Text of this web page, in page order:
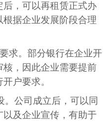
，可以再租赁正式办
据企业发展阶段合理
求。部分银行在企业开
核，因此企业需要提前
户要求。
。公司成立后，可以同
及企业宣传，有助于